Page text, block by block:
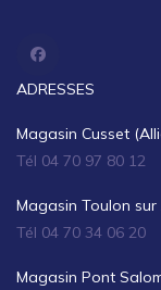
ADRESSES
Magasin Cusset
Tél 04 70 97 80 12
Magasin Toulon sur
Tél 04 70 34 06 20
Magasin Pont